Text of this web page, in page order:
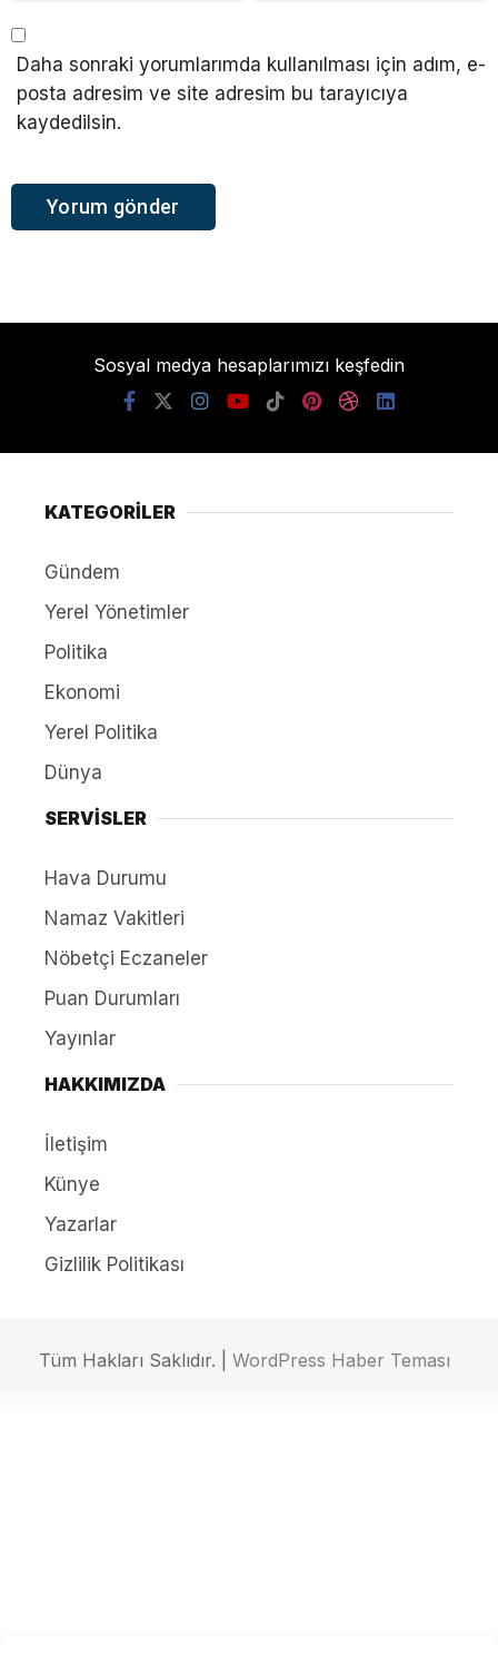
Daha sonraki yorumlarımda kullanılması için adım, e-
posta adresim ve site adresim bu tarayıcıya
kaydedilsin.
Sosyal medya hesaplarımızı keşfedin
KATEGORİLER
Gündem
Yerel Yönetimler
Politika
Ekonomi
Yerel Politika
Dünya
SERVİSLER
Hava Durumu
Namaz Vakitleri
Nöbetçi Eczaneler
Puan Durumları
Yayınlar
HAKKIMIZDA
İletişim
Künye
Yazarlar
Gizlilik Politikası
Tüm Hakları Saklıdır. | WordPress Haber Teması